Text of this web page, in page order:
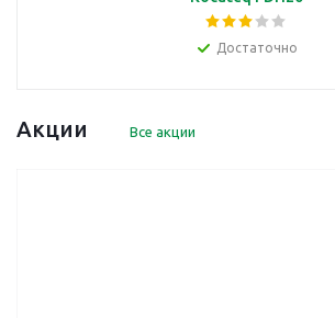
Достаточно
Акции Все акции